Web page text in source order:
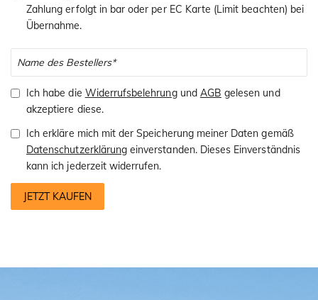
Zahlung erfolgt in bar oder per EC Karte (Limit beachten) bei
Übernahme.
Ich habe die Widerrufsbelehrungund AGB gelesen und
akzeptiere diese.
Ich erkläre mich mit der Speicherung meiner Daten gemäß
Datenschutzerklärung einverstanden. Dieses Einverständnis
kann ich jederzeit widerrufen.
JETZT KAUFEN